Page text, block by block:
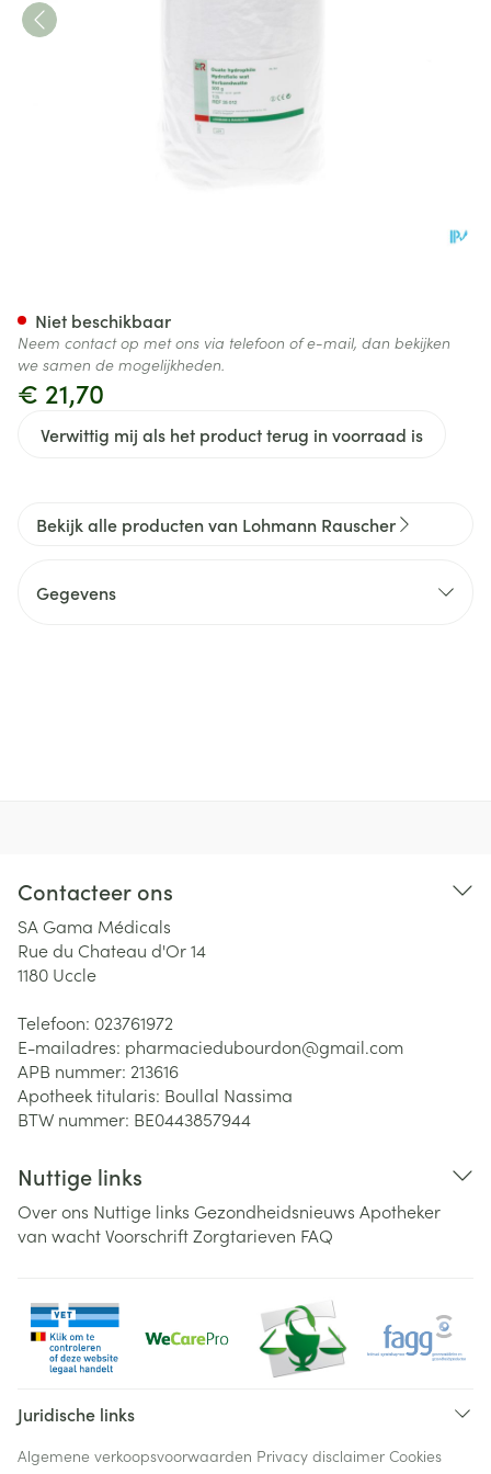
€ 21,70
Verwittig mij als het product terug in voorraad is
Niet beschikbaar
Neem contact op met ons via telefoon of e-mail, dan bekijken
we samen de mogelijkheden.
Bekijk alle producten van Lohmann Rauscher
Gegevens
Contacteer ons
SA Gama Médicals
Rue du Chateau d'Or 14
1180 Uccle
Telefoon: 023761972
E-mailadres: pharmaciedubourdon@gmail.com
APB nummer: 213616
Apotheek titularis: Boullal Nassima
BTW nummer: BE0443857944
Nuttige links
Over ons Nuttige links Gezondheidsnieuws Apotheker
van wachtVoorschriftZorgtarieven FAQ
Juridische links
Algemene verkoopsvoorwaarden Privacy disclaimer Cookies